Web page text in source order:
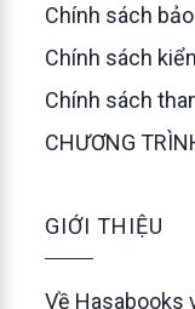
Chính sách
Chính sách
Chính sách
CHƯƠNG
GIỚI THIỆU
Về Hasabooks